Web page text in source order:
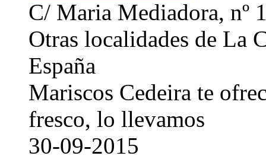
C/ Maria Mediadora, nº
Otras localidades de La
España
Mariscos Cedeira te
fresco, lo llevamos
30-09-2015